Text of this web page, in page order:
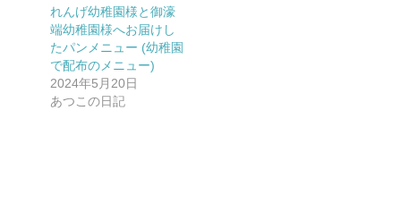
れんげ幼稚園様と御濠
端幼稚園様へお届けし
たパンメニュー (幼稚園
で配布のメニュー)
2024年5月20日
あつこの日記